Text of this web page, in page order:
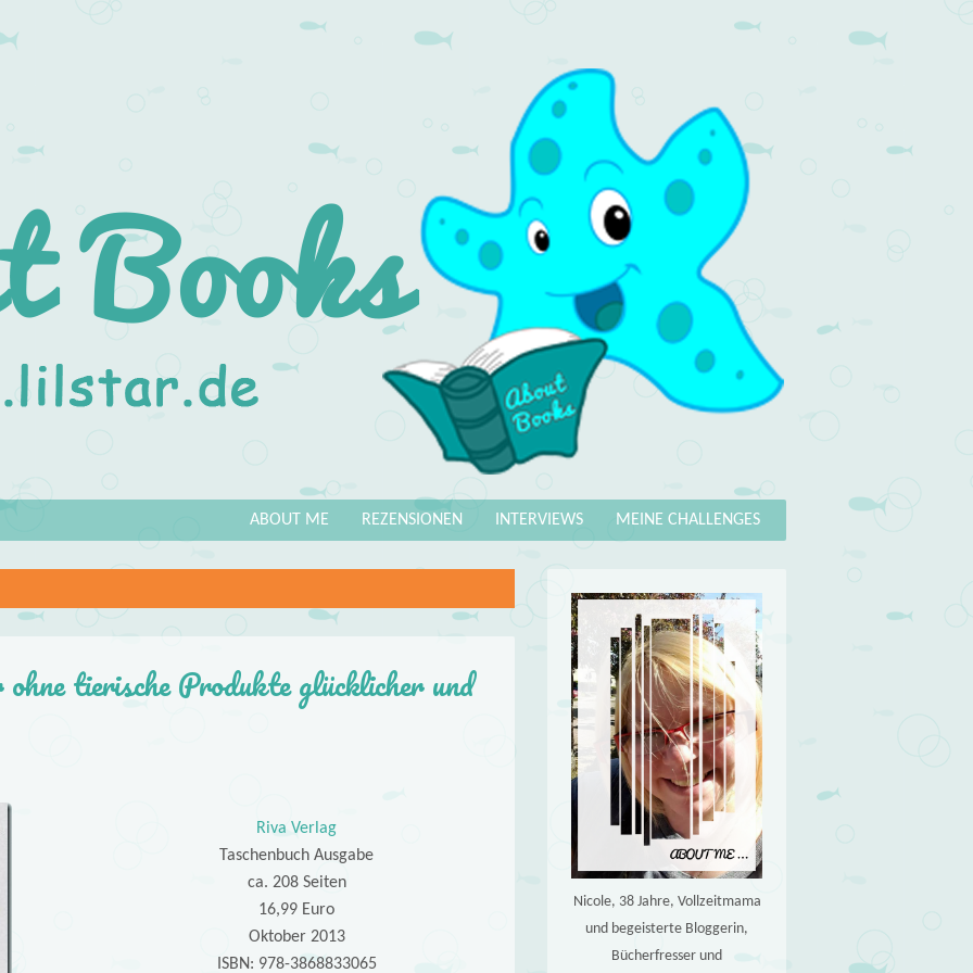
MEINE CHALLENGES
INTERVIEWS
REZENSIONEN
ABOUT ME
tierische Produkte glücklicher und
Riva Verlag
Taschenbuch Ausgabe
ca. 208 Seiten
16,99 Euro
Oktober 2013
ISBN: 978-3868833065
Nicole, 38 Jahre, Vollzeitmama
und begeisterte Bloggerin,
Bücherfresser und